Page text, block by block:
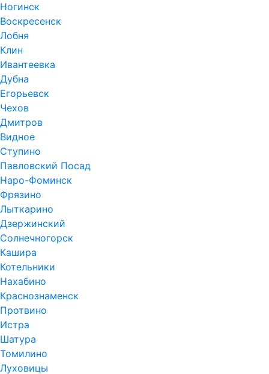
Ногинск
Воскресенск
Лобня
Клин
Ивантеевка
Дубна
Егорьевск
Чехов
Дмитров
Видное
Ступино
Павловский Посад
Наро-Фоминск
Фрязино
Лыткарино
Дзержинский
Солнечногорск
Кашира
Котельники
Нахабино
Краснознаменск
Протвино
Истра
Шатура
Томилино
Луховицы